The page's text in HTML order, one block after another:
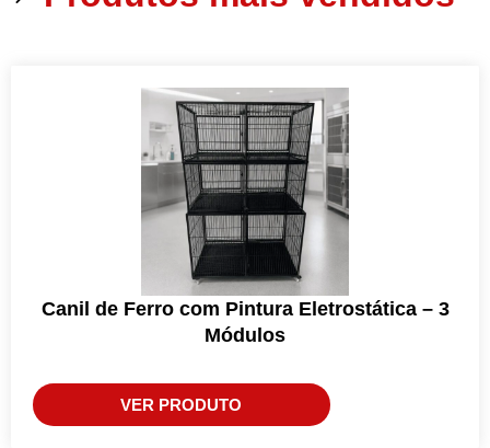
Canil de Ferro com Pintura Eletrostática – 3
Módulos
VER PRODUTO